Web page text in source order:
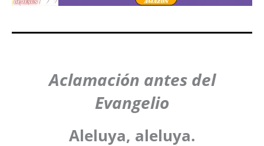
Aclamación antes del
Evangelio
Aleluya, aleluya.